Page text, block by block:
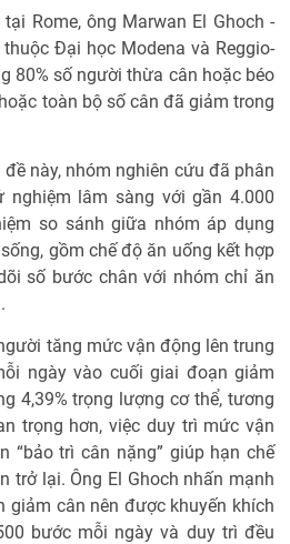
Rome, ông Marwan El Ghoch -
Đại học Modena và Reggio-
80% số người thừa cân hoặc béo
toàn bộ số cân đã giảm trong
này, nhóm nghiên cứu đã phân
lâm sàng với gần 4.000
so sánh giữa nhóm áp dụng
gồm chế độ ăn uống kết hợp
số bước chân với nhóm chỉ ăn
tăng mức vận động lên trung
ngày vào cuối giai đoạn giảm
4,39% trọng lượng cơ thể, tương
trọng hơn, việc duy trì mức vận
“bảo trì cân nặng” giúp hạn chế
trở lại. Ông El Ghoch nhấn mạnh
giảm cân nên được khuyến khích
bước mỗi ngày và duy trì đều